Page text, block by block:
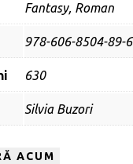
Fantasy, Roman
978-606-8504-89-6
630
Silvia Buzori
ACUM